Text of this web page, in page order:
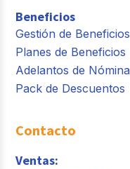
Beneficios
Gestión de Beneficios
Planes de Beneficios
Adelantos de Nómina
Pack de Descuentos
Contacto
Ventas: